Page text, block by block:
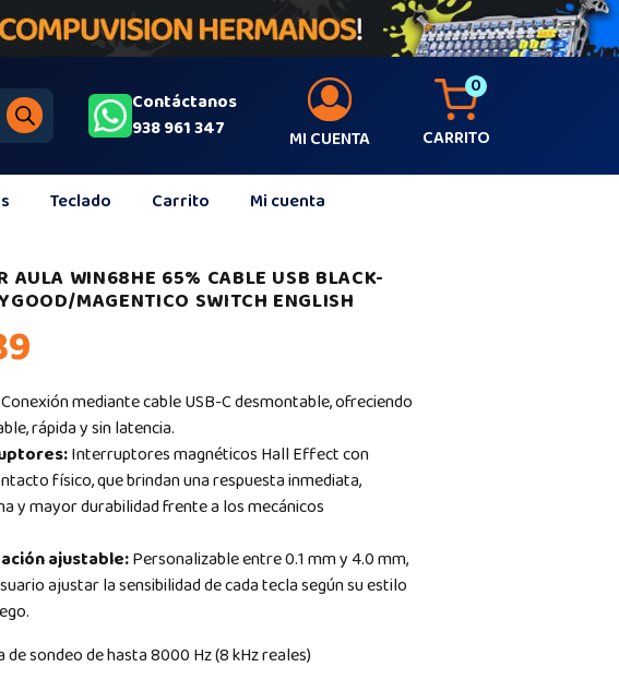
Contáctanos
938 961 347
MI CUENTA
0
CARRITO
Teclado Carrito Mi cuenta
AULA WIN68HE 65% CABLE USB BLACK-
MAGENTICO SWITCH ENGLISH
Conexión mediante cable USB-C desmontable, ofreciendo
rápida y sin latencia.
Interruptores magnéticos Hall Effect con
físico, que brindan una respuesta inmediata,
y mayor durabilidad frente a los mecánicos
ajustable:Personalizable entre 0.1 mm y 4.0 mm,
ajustar la sensibilidad de cada tecla según su estilo
de sondeo de hasta 8000 Hz (8 kHz reales)